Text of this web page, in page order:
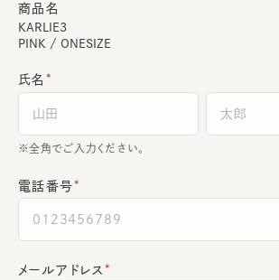
商品名
KARLIE3
PINK / ONESIZE
氏名
全角でご入力ください。
電話番号
メールアドレス